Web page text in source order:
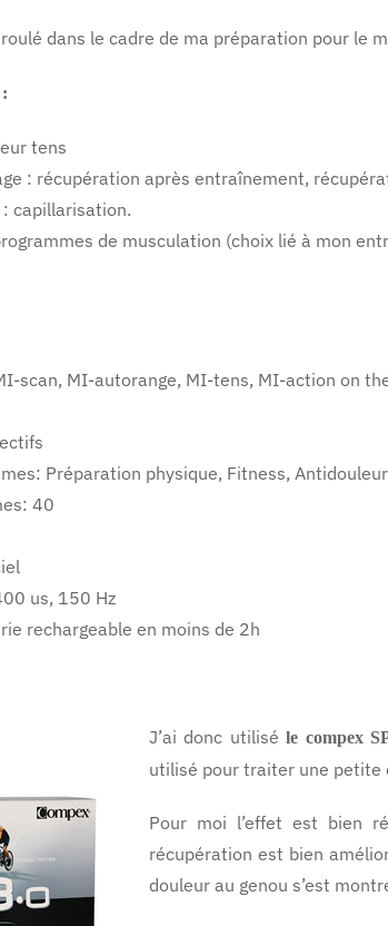
dans le cadre de ma préparation pour le
:
tens
: récupération après entraînement,
capillarisation.
de musculation (choix lié à mon
scan, MI-autorange, MI-tens, MI-action on
Préparation physique, Fitness,
40
us, 150 Hz
rechargeable en moins de 2h
J’ai donc utiliséle compex
utilisé pour traiter une petite
Pour moi l’effet est bien
récupération est bien
douleur au genou s’est